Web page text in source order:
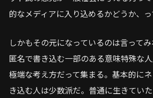
的なメディアに入り込めるかどうか、っ
しかもその元になっているのは言って
匿名で書き込む一部のある意味特殊な
極端な考え方だって集まる。基本的に
き込む人は少数派だ。普通に生きてい